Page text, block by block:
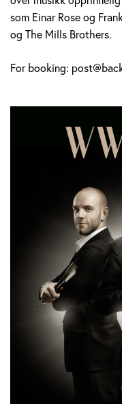
som Einar Rose og
og The Mills Brothers.
For booking: